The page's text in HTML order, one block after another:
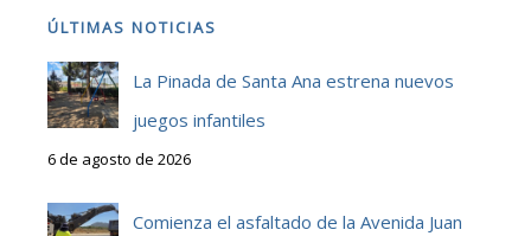
ÚLTIMAS NOTICIAS
La Pinada de Santa Ana estrena nuevos
juegos infantiles
6 de agosto de 2026
Comienza el asfaltado de la Avenida Juan